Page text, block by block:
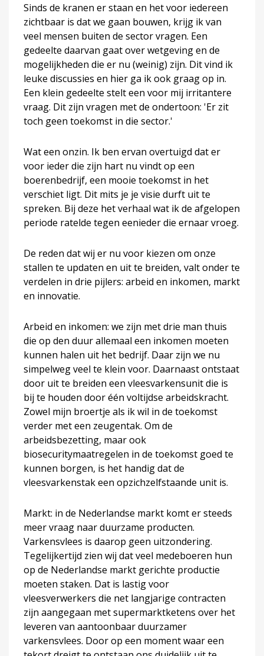
Sinds de kranen er staan en het voor iedereen
zichtbaar is dat we gaan bouwen, krijg ik van
veel mensen buiten de sector vragen. Een
gedeelte daarvan gaat over wetgeving en de
mogelijkheden die er nu (weinig) zijn. Dit vind ik
leuke discussies en hier ga ik ook graag op in.
Een klein gedeelte stelt een voor mij irritantere
vraag. Dit zijn vragen met de ondertoon: 'Er zit
toch geen toekomst in die sector.'
Wat een onzin. Ik ben ervan overtuigd dat er
voor ieder die zijn hart nu vindt op een
boerenbedrijf, een mooie toekomst in het
verschiet ligt. Dit mits je je visie durft uit te
spreken. Bij deze het verhaal wat ik de afgelopen
periode ratelde tegen eenieder die ernaar vroeg.
De reden dat wij er nu voor kiezen om onze
stallen te updaten en uit te breiden, valt onder te
verdelen in drie pijlers: arbeid en inkomen, markt
en innovatie.
Arbeid en inkomen: we zijn met drie man thuis
die op den duur allemaal een inkomen moeten
kunnen halen uit het bedrijf. Daar zijn we nu
simpelweg veel te klein voor. Daarnaast ontstaat
door uit te breiden een vleesvarkensunit die is
bij te houden door één voltijdse arbeidskracht.
Zowel mijn broertje als ik wil in de toekomst
verder met een zeugentak. Om de
arbeidsbezetting, maar ook
biosecuritymaatregelen in de toekomst goed te
kunnen borgen, is het handig dat de
vleesvarkenstak een opzichzelfstaande unit is.
Markt: in de Nederlandse markt komt er steeds
meer vraag naar duurzame producten.
Varkensvlees is daarop geen uitzondering.
Tegelijkertijd zien wij dat veel medeboeren hun
op de Nederlandse markt gerichte productie
moeten staken. Dat is lastig voor
vleesverwerkers die net langjarige contracten
zijn aangegaan met supermarktketens over het
leveren van aantoonbaar duurzamer
varkensvlees. Door op een moment waar een